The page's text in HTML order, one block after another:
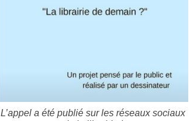
L’appel a été publié sur les réseaux sociaux